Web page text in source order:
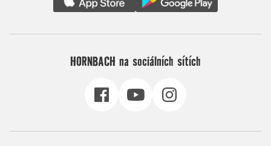
HORNBACH na sociálních sítích